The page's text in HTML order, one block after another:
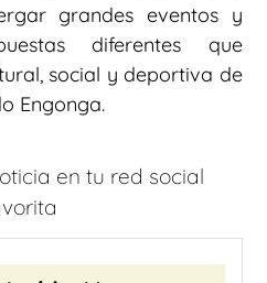
grandes eventos y
diferentes que
social y deportiva de
Engonga.
en tu red social